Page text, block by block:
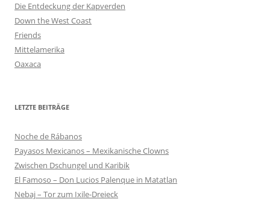
Die Entdeckung der Kapverden
Down the West Coast
Friends
Mittelamerika
Oaxaca
LETZTE BEITRÄGE
Noche de Rábanos
Payasos Mexicanos – Mexikanische Clowns
Zwischen Dschungel und Karibik
El Famoso – Don Lucios Palenque in Matatlan
Nebaj – Tor zum Ixile-Dreieck